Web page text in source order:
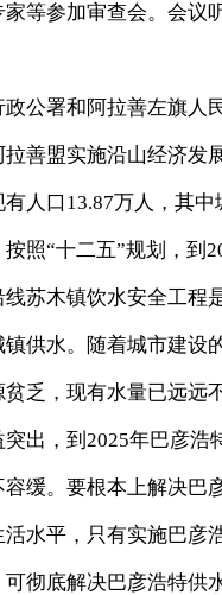
等参加审查会。会
署和阿拉善左旗人
善盟实施沿山经济
人口13.87万人，其
照“十二五”规划，到
木镇饮水安全工程
供水。随着城市建
乏，现有水量已远
出，到2025年巴彦
缓。要根本上解决
水平，只有实施巴
彻底解决巴彦浩特供